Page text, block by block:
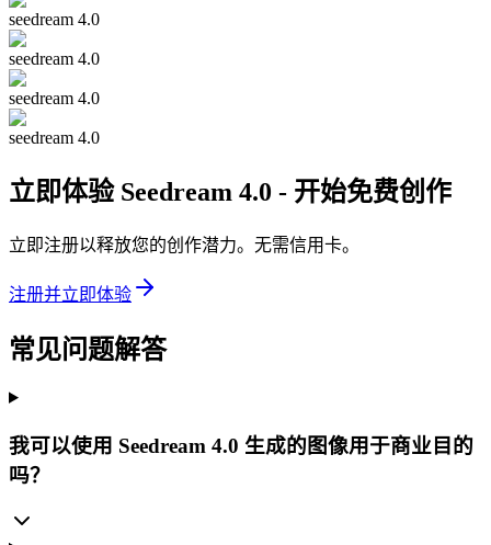
seedream 4.0
seedream 4.0
seedream 4.0
seedream 4.0
立即体验 Seedream 4.0 - 开始免费创作
立即注册以释放您的创作潜力。无需信用卡。
注册并立即体验
常见问题解答
我可以使用 Seedream 4.0 生成的图像用于商业目的
吗？